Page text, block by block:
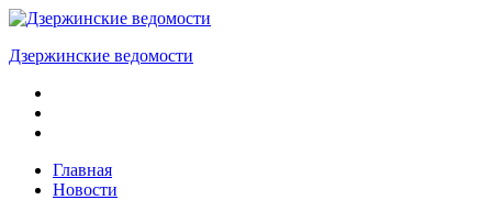
Skip
content
Дзержинские ведомости
ОБЩЕСТВЕННО-
ПОЛИТИЧЕСКАЯ
ГАЗЕТАГлавная
Новости